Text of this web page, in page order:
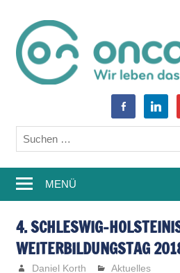
springen
–
Learning
facebook-
alt
linkedin
MENÜ
4. SCHLESWIG-
WEITERBILDUNGSTAG
Daniel Korth Aktuelles